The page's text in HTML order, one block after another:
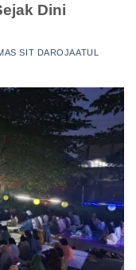
Dini
SIT DAROJAATUL